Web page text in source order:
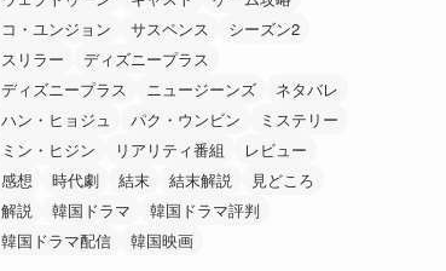
コ・ユンジョン
サスペンス
シーズン2
スリラー
ディズニープラス
ディズニープラス
ニュージーンズ
ネタバレ
ハン・ヒョジュ
パク・ウンビン
ミステリー
ミン・ヒジン
リアリティ番組
レビュー
感想
時代劇 結末 結末解説
見どころ
解説
韓国ドラマ
韓国ドラマ評判
韓国ドラマ配信
韓国映画